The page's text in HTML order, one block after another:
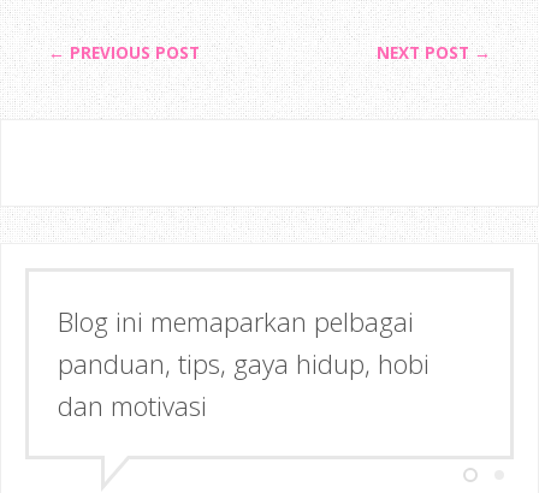
← PREVIOUS POST NEXT POST →
Semoga dapat memberi Manfaat &
Inspirasi kepada anda!